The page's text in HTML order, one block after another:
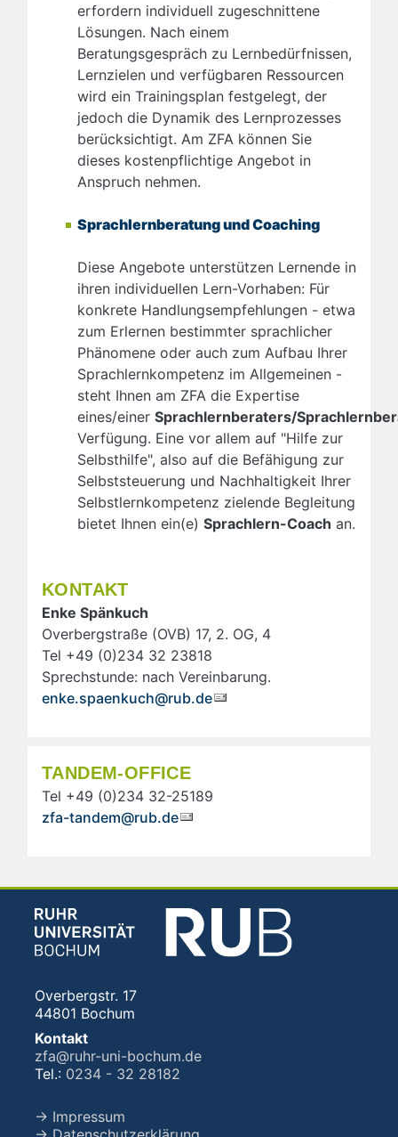
erfordern individuell zugeschnittene
Lösungen. Nach einem
Beratungsgespräch zu Lernbedürfnissen,
Lernzielen und verfügbaren Ressourcen
wird ein Trainingsplan festgelegt, der
jedoch die Dynamik des Lernprozesses
berücksichtigt. Am ZFA können Sie
dieses kostenpflichtige Angebot in
Anspruch nehmen.
Sprachlernberatung und Coaching
Diese Angebote unterstützen Lernende in
ihren individuellen Lern-Vorhaben: Für
konkrete Handlungsempfehlungen - etwa
zum Erlernen bestimmter sprachlicher
Phänomene oder auch zum Aufbau Ihrer
Sprachlernkompetenz im Allgemeinen -
steht Ihnen am ZFA die Expertise
eines/einer Sprachlernberaters/
Verfügung. Eine vor allem auf "Hilfe zur
Selbsthilfe", also auf die Befähigung zur
Selbststeuerung und Nachhaltigkeit Ihrer
Selbstlernkompetenz zielende Begleitung
bietet Ihnen ein(e) Sprachlern-Coach an.
KONTAKT
Enke Spänkuch
Overbergstraße (OVB) 17, 2. OG, 4
Tel +49 (0)234 32 23818
Sprechstunde: nach Vereinbarung.
enke.spaenkuch@rub.de
TANDEM-OFFICE
Tel +49 (0)234 32-25189
zfa-tandem@rub.de
Overbergstr. 17
44801 Bochum
Kontakt
zfa@ruhr-uni-bochum.de
Tel.: 0234 - 32 28182
→ Impressum